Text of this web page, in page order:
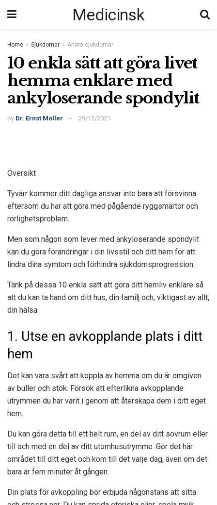
Medicinsk
Home Sjukdomar Andra sjukdomar
10 enkla sätt att göra livet
hemma enklare med
ankyloserande spondylit
by Dr. Ernst Moller 29/12/2021
Översikt
Tyvärr kommer ditt dagliga ansvar inte bara att försvinna
eftersom du har att göra med pågående ryggsmärtor och
rörlighetsproblem.
Men som någon som lever med ankyloserande spondylit
kan du göra förändringar i din livsstil och ditt hem för att
lindra dina symtom och förhindra sjukdomsprogression.
Tänk på dessa 10 enkla sätt att göra ditt hemliv enklare så
att du kan ta hand om ditt hus, din familj och, viktigast av allt,
din hälsa.
1. Utse en avkopplande plats i ditt
hem
Det kan vara svårt att koppla av hemma om du är omgiven
av buller och stök. Försök att efterlikna avkopplande
utrymmen du har varit i genom att återskapa dem i ditt eget
hem.
Du kan göra detta till ett helt rum, en del av ditt sovrum eller
till och med en del av ditt utomhusutrymme. Gör det här
området till ditt eget och kom till det varje dag, även om det
bara är fem minuter åt gången.
Din plats för avkoppling bör erbjuda någonstans att sitta